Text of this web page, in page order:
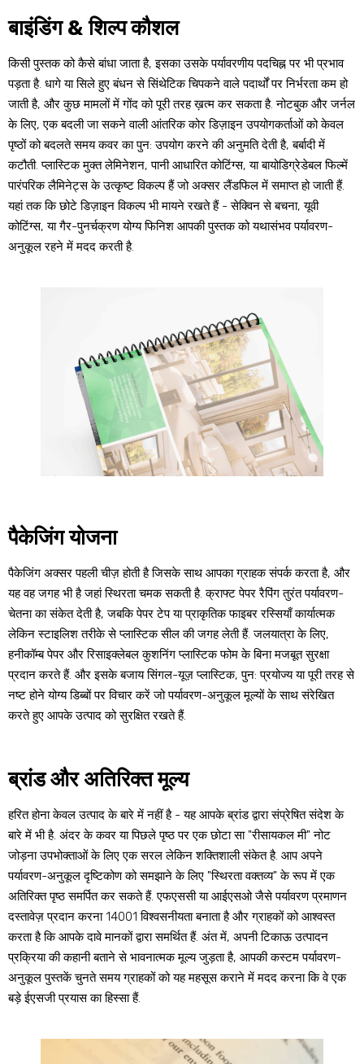
बाइंडिंग & शिल्प कौशल
किसी पुस्तक को कैसे बांधा जाता है, इसका उसके पर्यावरणीय पदचिह्न पर भी प्रभाव
पड़ता है. धागे या सिले हुए बंधन से सिंथेटिक चिपकने वाले पदार्थों पर निर्भरता कम हो
जाती है, और कुछ मामलों में गोंद को पूरी तरह ख़त्म कर सकता है. नोटबुक और जर्नल
के लिए, एक बदली जा सकने वाली आंतरिक कोर डिज़ाइन उपयोगकर्ताओं को केवल
पृष्ठों को बदलते समय कवर का पुन: उपयोग करने की अनुमति देती है, बर्बादी में
कटौती. प्लास्टिक मुक्त लेमिनेशन, पानी आधारित कोटिंग्स, या बायोडिग्रेडेबल फिल्में
पारंपरिक लैमिनेट्स के उत्कृष्ट विकल्प हैं जो अक्सर लैंडफिल में समाप्त हो जाती हैं.
यहां तक ​​​​कि छोटे डिज़ाइन विकल्प भी मायने रखते हैं - सेक्विन से बचना, यूवी
कोटिंग्स, या गैर-पुनर्चक्रण योग्य फिनिश आपकी पुस्तक को यथासंभव पर्यावरण-
अनुकूल रहने में मदद करती है.
पैकेजिंग योजना
पैकेजिंग अक्सर पहली चीज़ होती है जिसके साथ आपका ग्राहक संपर्क करता है, और
यह वह जगह भी है जहां स्थिरता चमक सकती है. क्राफ्ट पेपर रैपिंग तुरंत पर्यावरण-
चेतना का संकेत देती है, जबकि पेपर टेप या प्राकृतिक फाइबर रस्सियाँ कार्यात्मक
लेकिन स्टाइलिश तरीके से प्लास्टिक सील की जगह लेती हैं. जलयात्रा के लिए,
हनीकॉम्ब पेपर और रिसाइक्लेबल कुशनिंग प्लास्टिक फोम के बिना मजबूत सुरक्षा
प्रदान करते हैं. और इसके बजाय सिंगल-यूज़ प्लास्टिक, पुन: प्रयोज्य या पूरी तरह से
नष्ट होने योग्य डिब्बों पर विचार करें जो पर्यावरण-अनुकूल मूल्यों के साथ संरेखित
करते हुए आपके उत्पाद को सुरक्षित रखते हैं.
ब्रांड और अतिरिक्त मूल्य
हरित होना केवल उत्पाद के बारे में नहीं है - यह आपके ब्रांड द्वारा संप्रेषित संदेश के
बारे में भी है. अंदर के कवर या पिछले पृष्ठ पर एक छोटा सा "रीसायकल मी" नोट
जोड़ना उपभोक्ताओं के लिए एक सरल लेकिन शक्तिशाली संकेत है. आप अपने
पर्यावरण-अनुकूल दृष्टिकोण को समझाने के लिए "स्थिरता वक्तव्य" के रूप में एक
अतिरिक्त पृष्ठ समर्पित कर सकते हैं. एफएससी या आईएसओ जैसे पर्यावरण प्रमाणन
दस्तावेज़ प्रदान करना 14001 विश्वसनीयता बनाता है और ग्राहकों को आश्वस्त
करता है कि आपके दावे मानकों द्वारा समर्थित हैं. अंत में, अपनी टिकाऊ उत्पादन
प्रक्रिया की कहानी बताने से भावनात्मक मूल्य जुड़ता है, आपकी कस्टम पर्यावरण-
अनुकूल पुस्तकें चुनते समय ग्राहकों को यह महसूस कराने में मदद करना कि वे एक
बड़े ईएसजी प्रयास का हिस्सा हैं.